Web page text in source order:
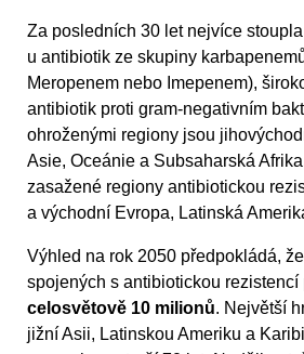
Za posledních 30 let nejvíce
u antibiotik ze skupiny
Meropenem nebo Imepenem),
antibiotik proti gram-negativním
ohroženými regiony jsou
Asie, Oceánie a Subsaharská
zasažené regiony antibiotickou
a východní Evropa, Latinská
Výhled na rok 2050 předpokládá,
spojených s antibiotickou rezistencí
celosvětově 10 milionů. Největší
jižní Asii, Latinskou Ameriku a